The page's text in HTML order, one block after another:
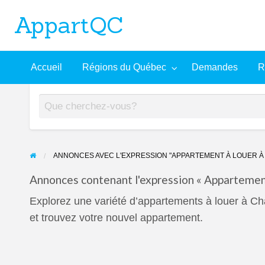
Recherche
Aide
À
AppartQC
Accueil Régions du Québec Demandes
ANNONCES AVEC L'EXPRESSION "APPARTEMENT À LOUER
Annonces contenant l'expression «
Explorez une variété d’appartements à louer à
et trouvez votre nouvel appartement.